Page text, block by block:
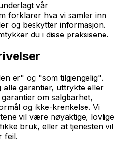
vår
forklarer hva vi samler inn
og beskytter informasjon.
du i disse praksisene.
er" og "som tilgjengelig".
garantier, uttrykte eller
om salgbarhet,
og ikke-krenkelse. Vi
vil være nøyaktige, lovlige
bruk, eller at tjenesten vil
feil.